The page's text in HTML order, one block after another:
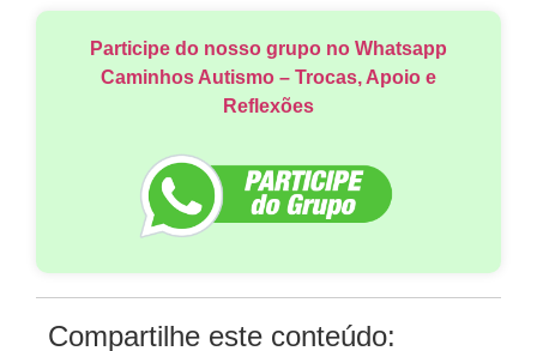
Participe do nosso grupo no Whatsapp
Caminhos Autismo – Trocas, Apoio e
Reflexões
Compartilhe este conteúdo: